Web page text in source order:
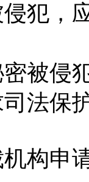
犯，
侵犯
法保
构申